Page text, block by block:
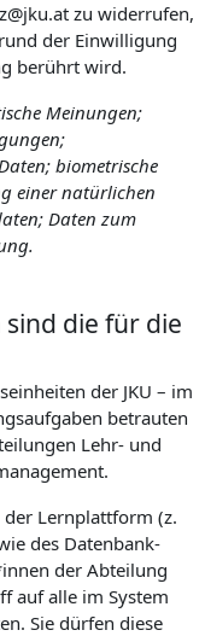
zu widerrufen,
der Einwilligung
berührt wird.
Meinungen;
biometrische
einer natürlichen
Daten zum
die für die
der JKU – im
betrauten
Lehr- und
Lernplattform (z.
des Datenbank-
der Abteilung
auf alle im System
Sie dürfen diese